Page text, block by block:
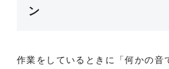
ン
作業をしているときに「何かの音